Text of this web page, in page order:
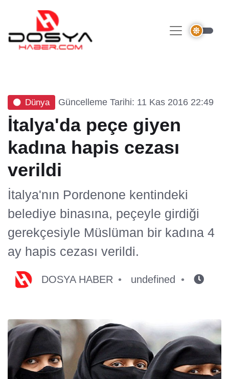
Dünya Güncelleme Tarihi: 11 Kas 2016 22:49
İtalya'da peçe giyen
kadına hapis cezası
verildi
İtalya'nın Pordenone kentindeki
belediye binasına, peçeyle girdiği
gerekçesiyle Müslüman bir kadına 4
ay hapis cezası verildi.
DOSYA HABER undefined